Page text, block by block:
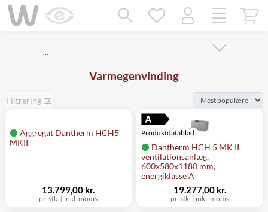
…
Varmegenvinding
Filtrering
Aggregat Dantherm HCH5
MKII
pr. stk. | inkl. moms
13.799,00 kr.
Dantherm HCH 5 MK II
ventilationsanlæg,
600x580x1180 mm,
energiklasse A
Produktdatablad
pr. stk. | inkl. moms
19.277,00 kr.
Mangler chatten?
Ret samtykke!